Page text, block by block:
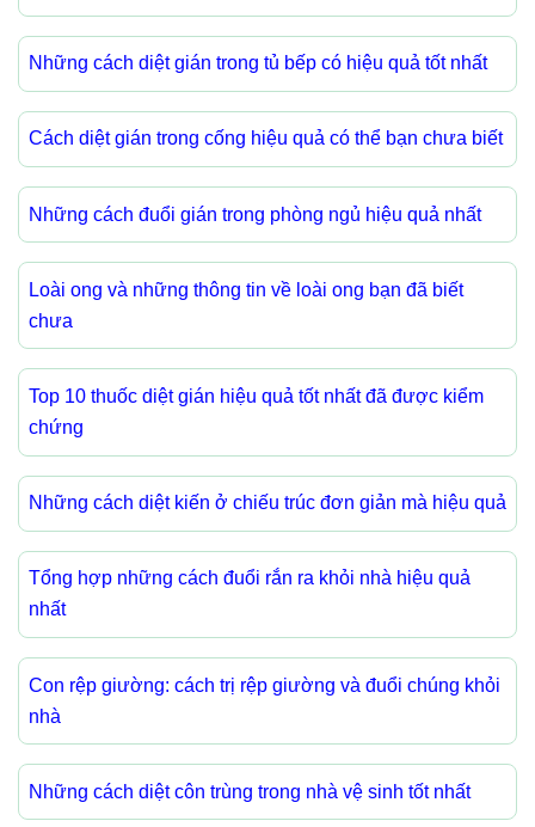
Những cách diệt gián trong tủ bếp có hiệu quả tốt nhất
Cách diệt gián trong cống hiệu quả có thể bạn chưa biết
Những cách đuổi gián trong phòng ngủ hiệu quả nhất
Loài ong và những thông tin về loài ong bạn đã biết
chưa
Top 10 thuốc diệt gián hiệu quả tốt nhất đã được kiểm
chứng
Những cách diệt kiến ở chiếu trúc đơn giản mà hiệu quả
Tổng hợp những cách đuổi rắn ra khỏi nhà hiệu quả
nhất
Con rệp giường: cách trị rệp giường và đuổi chúng khỏi
nhà
Những cách diệt côn trùng trong nhà vệ sinh tốt nhất